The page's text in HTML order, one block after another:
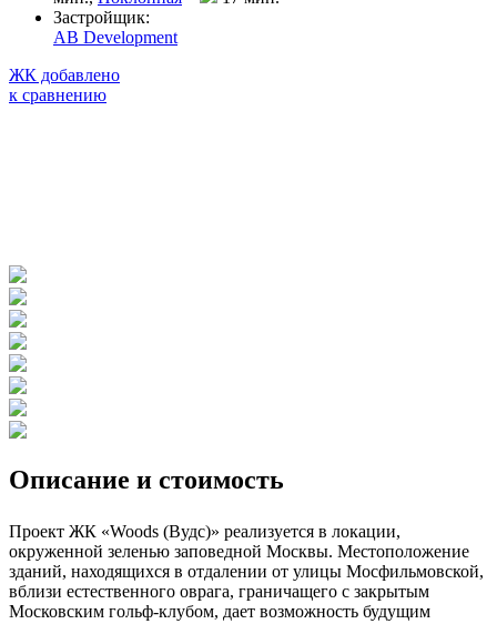
Застройщик:
AB Development
ЖК добавлено
к сравнению
Описание и стоимость
Проект ЖК «Woods (Вудс)» реализуется в локации,
окруженной зеленью заповедной Москвы. Местоположение
зданий, находящихся в отдалении от улицы Мосфильмовской,
вблизи естественного оврага, граничащего с закрытым
Московским гольф-клубом, дает возможность будущим